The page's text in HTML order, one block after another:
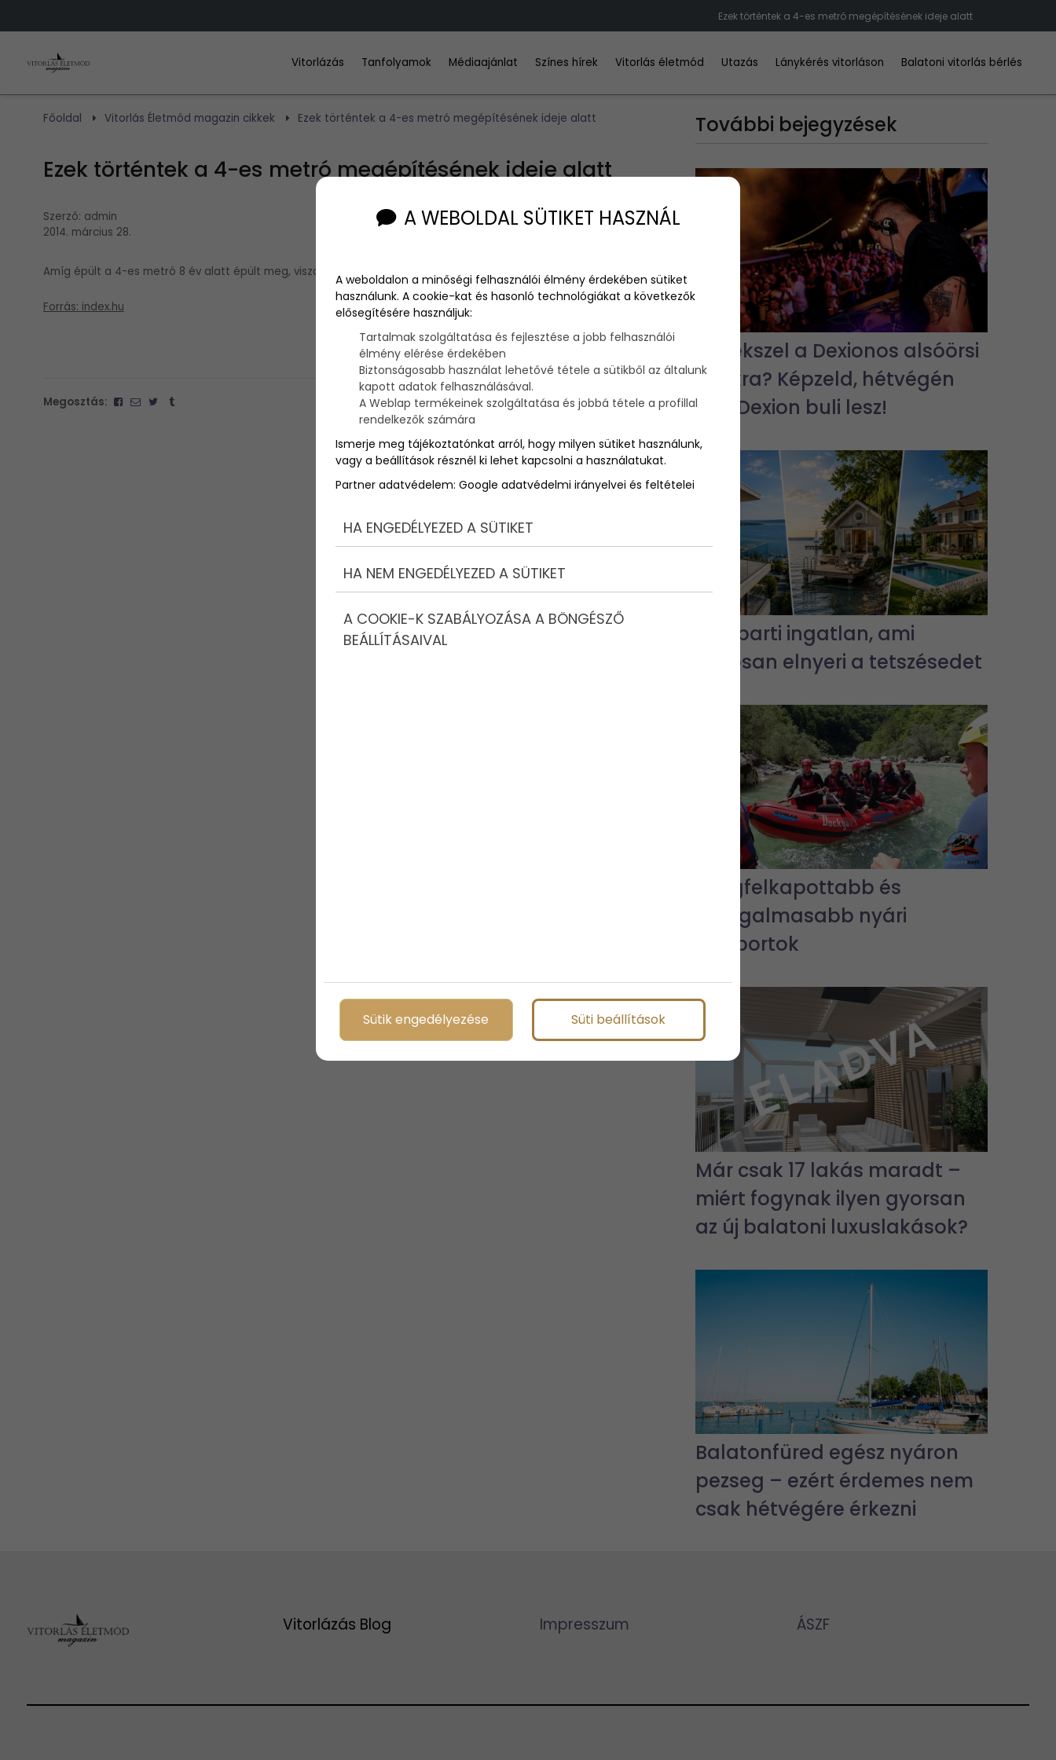
Ezek történtek a 4-es metró megépítésének ideje alatt
Vitorlázás Tanfolyamok Médiaajánlat Színes hírek Vitorlás életmód Utazás Lánykérés vitorláson Balatoni vitorlás bérlés
Főoldal Vitorlás Életmód magazin cikkek Ezek történtek a 4-es metró megépítésének ideje alatt
Ezek történtek a 4-es metró megépítésének ideje alatt
Szerző: admin
2014. március 28.
Amíg épült a 4-es metró 8 év alatt épült meg, viszont ez idő alatt rengeteg minden történt a világban.
Forrás: index.hu
Megosztás:
További bejegyzések
Emlékszel a Dexionos alsóörsi
bulikra? Képzeld, hétvégén
újra Dexion buli lesz!
3 vízparti ingatlan, ami
biztosan elnyeri a tetszésedet
A legfelkapottabb és
legizgalmasabb nyári
vízisportok
Már csak 17 lakás maradt –
miért fogynak ilyen gyorsan
az új balatoni luxuslakások?
Balatonfüred egész nyáron
pezseg – ezért érdemes nem
csak hétvégére érkezni
Vitorlázás Blog Impresszum ÁSZF
A WEBOLDAL SÜTIKET HASZNÁL
A weboldalon a minőségi felhasználói élmény érdekében sütiket
használunk. A cookie-kat és hasonló technológiákat a következők
elősegítésére használjuk:
Tartalmak szolgáltatása és fejlesztése a jobb felhasználói
élmény elérése érdekében
Biztonságosabb használat lehetővé tétele a sütikből az általunk
kapott adatok felhasználásával.
A Weblap termékeinek szolgáltatása és jobbá tétele a profillal
rendelkezők számára
Ismerje meg tájékoztatónkat arról, hogy milyen sütiket használunk,
vagy a beállítások résznél ki lehet kapcsolni a használatukat.
Partner adatvédelem: Google adatvédelmi irányelvei és feltételei
HA ENGEDÉLYEZED A SÜTIKET
HA NEM ENGEDÉLYEZED A SÜTIKET
A COOKIE-K SZABÁLYOZÁSA A BÖNGÉSZŐ
BEÁLLÍTÁSAIVAL
Sütik engedélyezése Süti beállítások